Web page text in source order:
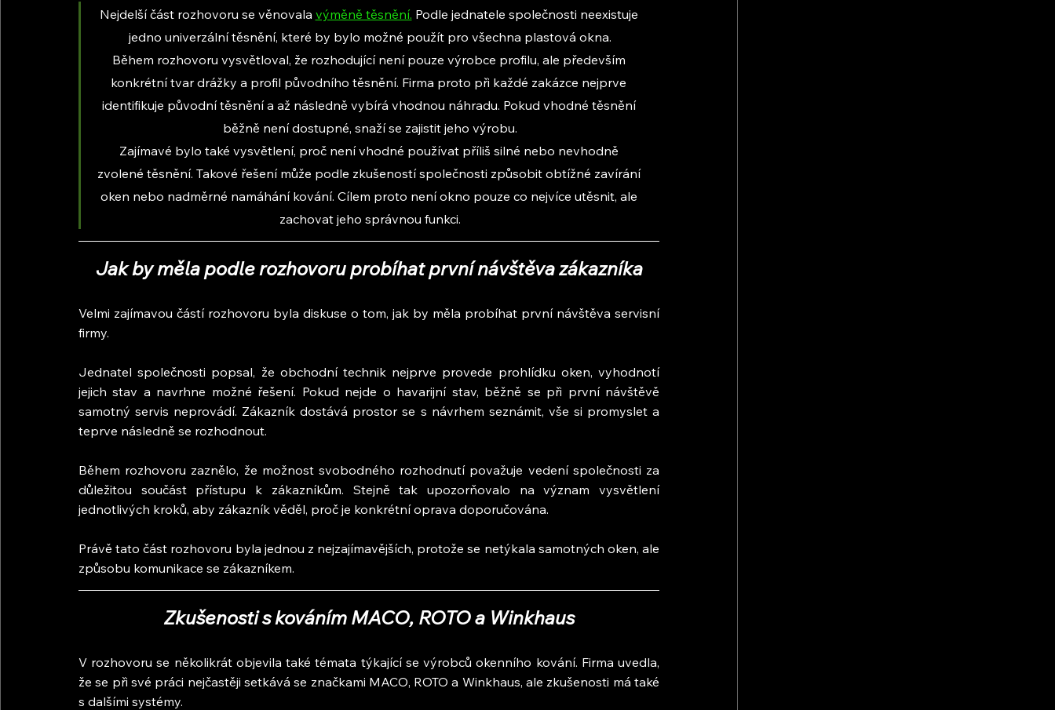
Nejdelší část rozhovoru se věnovala výměně těsnění. Podle jednatele společnosti neexistuje
jedno univerzální těsnění, které by bylo možné použít pro všechna plastová okna.
Během rozhovoru vysvětloval, že rozhodující není pouze výrobce profilu, ale především
konkrétní tvar drážky a profil původního těsnění. Firma proto při každé zakázce nejprve
identifikuje původní těsnění a až následně vybírá vhodnou náhradu. Pokud vhodné těsnění
běžně není dostupné, snaží se zajistit jeho výrobu.
Zajímavé bylo také vysvětlení, proč není vhodné používat příliš silné nebo nevhodně
zvolené těsnění. Takové řešení může podle zkušeností společnosti způsobit obtížné zavírání
oken nebo nadměrné namáhání kování. Cílem proto není okno pouze co nejvíce utěsnit, ale
zachovat jeho správnou funkci.
Jak by měla podle rozhovoru probíhat první návštěva zákazníka
Velmi zajímavou částí rozhovoru byla diskuse o tom, jak by měla probíhat první návštěva servisní
firmy.
Jednatel společnosti popsal, že obchodní technik nejprve provede prohlídku oken, vyhodnotí
jejich stav a navrhne možné řešení. Pokud nejde o havarijní stav, běžně se při první návštěvě
samotný servis neprovádí. Zákazník dostává prostor se s návrhem seznámit, vše si promyslet a
teprve následně se rozhodnout.
Během rozhovoru zaznělo, že možnost svobodného rozhodnutí považuje vedení společnosti za
důležitou součást přístupu k zákazníkům. Stejně tak upozorňovalo na význam vysvětlení
jednotlivých kroků, aby zákazník věděl, proč je konkrétní oprava doporučována.
Právě tato část rozhovoru byla jednou z nejzajímavějších, protože se netýkala samotných oken, ale
způsobu komunikace se zákazníkem.
Zkušenosti s kováním MACO, ROTO a Winkhaus
V rozhovoru se několikrát objevila také témata týkající se výrobců okenního kování. Firma uvedla,
že se při své práci nejčastěji setkává se značkami MACO, ROTO a Winkhaus, ale zkušenosti má také
s dalšími systémy.